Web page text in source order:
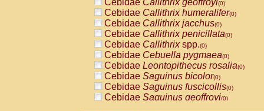
Cebidae Callithrix geoffroyi(0)
Cebidae Callithrix humeralifer(0)
Cebidae Callithrix jacchus(0)
Cebidae Callithrix penicillata(0)
Cebidae Callithrixspp.(0)
Cebidae Cebuella pygmaea(0)
Cebidae Leontopithecus rosalia(0)
Cebidae Saguinus bicolor(0)
Cebidae Saguinus fuscicollis(0)
Cebidae Saguinus geoffroyi(0)